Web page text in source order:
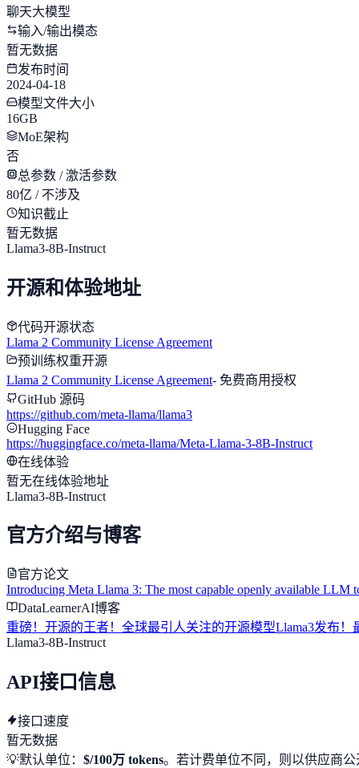
聊天大模型
输入/输出模态
暂无数据
发布时间
2024-04-18
模型文件大小
16GB
MoE架构
否
总参数 / 激活参数
80亿 / 不涉及
知识截止
暂无数据
Llama3-8B-Instruct
开源和体验地址
代码开源状态
Llama 2 Community License Agreement
预训练权重开源
Llama 2 Community License Agreement- 免费商用授权
GitHub 源码
https://github.com/meta-llama/llama3
Hugging Face
https://huggingface.co/meta-llama/Meta-Llama-3-8B-Instruct
在线体验
暂无在线体验地址
Llama3-8B-Instruct
官方介绍与博客
官方论文
Introducing Meta Llama 3: The most capable openly available LLM
DataLearnerAI博客
重磅！开源的王者！全球最引人关注的开源模型Llama3发布！
Llama3-8B-Instruct
API接口信息
接口速度
暂无数据
💡默认单位： $/100万 tokens。若计费单位不同，则以供应商公